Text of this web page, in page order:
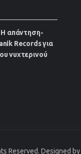
Η απάντηση-
Records για
νυχτερινού
Reserved. Designed by